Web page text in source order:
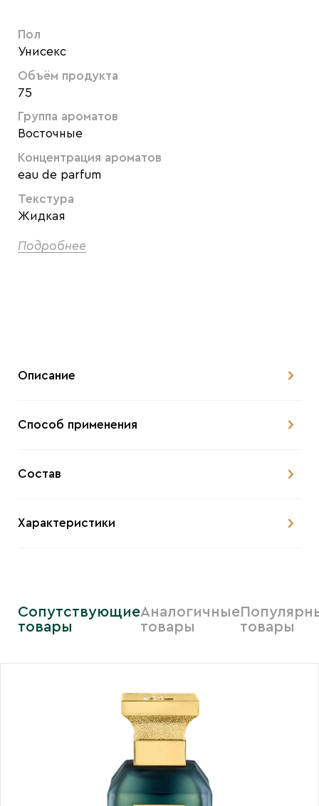
Пол
Унисекс
Объём продукта
75
Группа ароматов
Восточные
Концентрация ароматов
eau de parfum
Текстура
Жидкая
Подробнее
Описание
Способ применения
Состав
Характеристики
Сопутствующие
товары
Аналогичные
товары
товары